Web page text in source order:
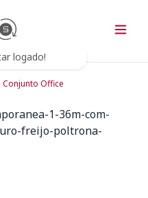
logado!
Conjunto Office